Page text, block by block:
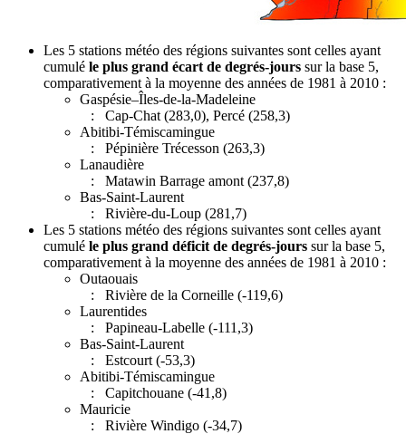
Les 5 stations météo des régions suivantes sont celles ayant
cumulé le plus grand écart de degrés-jours sur la base 5,
comparativement à la moyenne des années de 1981 à 2010 :
Gaspésie–Îles-de-la-Madeleine
: Cap-Chat (283,0), Percé (258,3)
Abitibi-Témiscamingue
: Pépinière Trécesson (263,3)
Lanaudière
: Matawin Barrage amont (237,8)
Bas-Saint-Laurent
: Rivière-du-Loup (281,7)
Les 5 stations météo des régions suivantes sont celles ayant
cumulé le plus grand déficit de degrés-jours sur la base 5,
comparativement à la moyenne des années de 1981 à 2010 :
Outaouais
: Rivière de la Corneille (-119,6)
Laurentides
: Papineau-Labelle (-111,3)
Bas-Saint-Laurent
: Estcourt (-53,3)
Abitibi-Témiscamingue
: Capitchouane (-41,8)
Mauricie
: Rivière Windigo (-34,7)